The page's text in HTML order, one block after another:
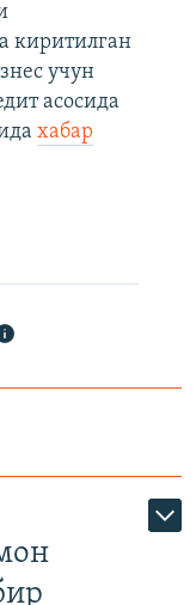
киритилган
учун
асосида
хабар